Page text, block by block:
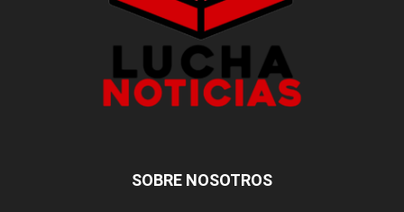
SOBRE NOSOTROS